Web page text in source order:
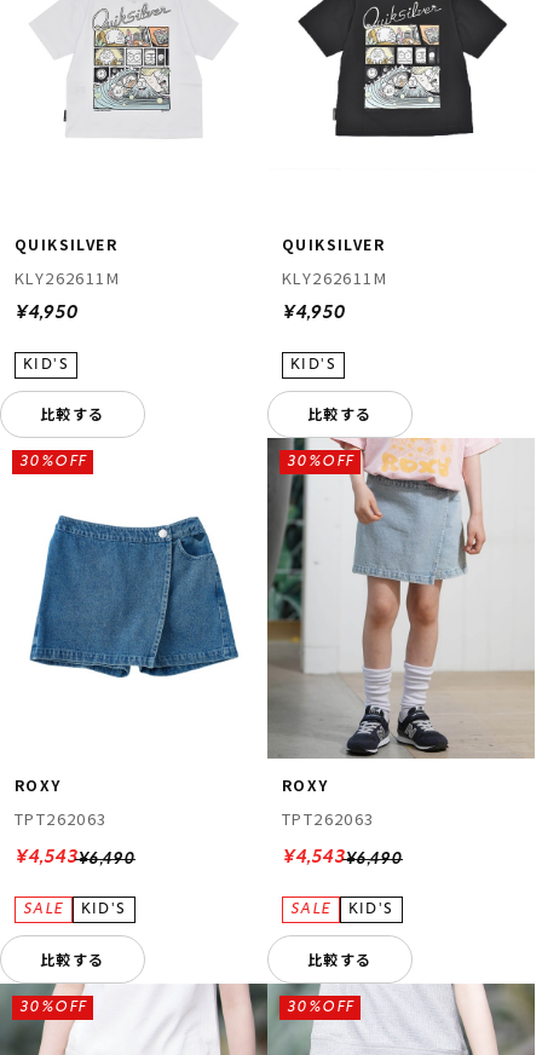
QUIKSILVER
KLY262611M
¥4,950
比較する
QUIKSILVER
KLY262611M
¥4,950
比較する
ROXY
TPT262063
¥6,490
30%OFF
¥4,543
比較する
ROXY
TPT262063
¥6,490
30%OFF
¥4,543
比較する
30%OFF 30%OFF